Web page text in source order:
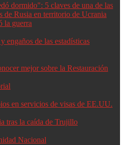
dormido": 5 claves de una de las
de Rusia en territorio de Ucrania
la guerra
engaños de las estadísticas
mejor sobre la Restauración
en servicios de visas de EE.UU.
tras la caída de Trujillo
Nacional